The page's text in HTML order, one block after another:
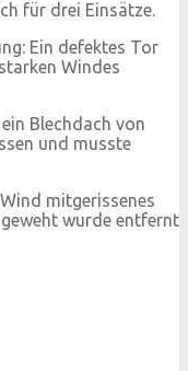
für drei Einsätze.
Ein defektes Tor
Windes
Blechdach von
und musste
mitgerissenes
wurde entfernt